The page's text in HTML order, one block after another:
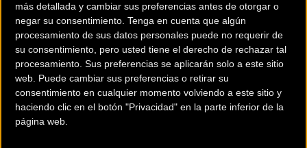
más detallada y cambiar sus preferencias antes de otorgar o
negar su consentimiento. Tenga en cuenta que algún
procesamiento de sus datos personales puede no requerir de
su consentimiento, pero usted tiene el derecho de rechazar tal
procesamiento. Sus preferencias se aplicarán solo a este sitio
web. Puede cambiar sus preferencias o retirar su
consentimiento en cualquier momento volviendo a este sitio y
haciendo clic en el botón "Privacidad" en la parte inferior de la
página web.
¿Eres el propietario de esta tienda? Descubre cómo
hacerte tienda
Premium para llegar a más clientes.
Comercios Bz Premium